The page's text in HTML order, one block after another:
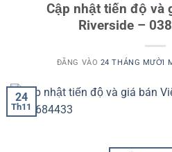
Cập nhật tiến độ và
Riverside –
ĐĂNG VÀO 24 THÁNG MƯỜI
24
Th11